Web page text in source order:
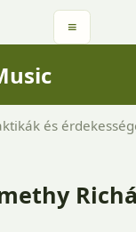
≡
és